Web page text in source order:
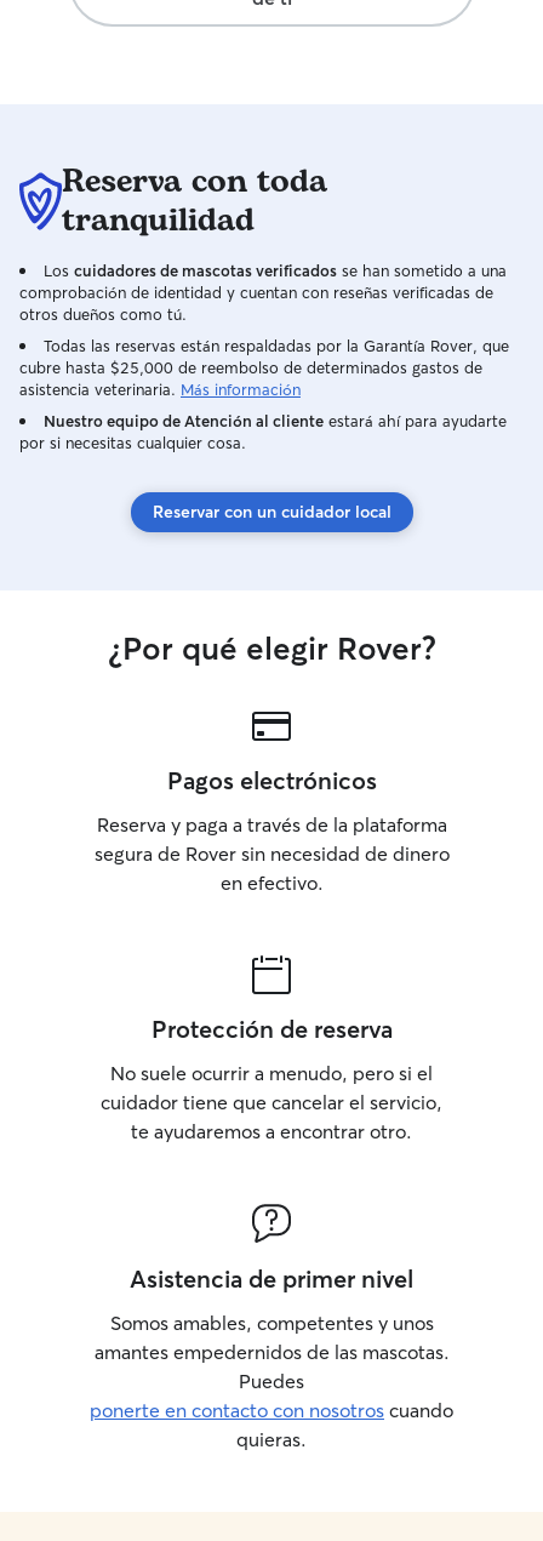
felices y verlo con mis propios ojos.
Reserva con toda
tranquilidad
Los cuidadores de mascotas verificados se han sometido a una
comprobación de identidad y cuentan con reseñas verificadas de
otros dueños como tú.
Todas las reservas están respaldadas por la Garantía Rover, que
cubre hasta $25,000 de reembolso de determinados gastos de
asistencia veterinaria. Más información
Nuestro equipo de Atención al cliente estará ahí para ayudarte
por si necesitas cualquier cosa.
Reservar con un cuidador local
¿Por qué elegir Rover?
Pagos electrónicos
Reserva y paga a través de la plataforma
segura de Rover sin necesidad de dinero
en efectivo.
Protección de reserva
No suele ocurrir a menudo, pero si el
cuidador tiene que cancelar el servicio,
te ayudaremos a encontrar otro.
Asistencia de primer nivel
Somos amables, competentes y unos
amantes empedernidos de las mascotas.
Puedes
ponerte en contacto con nosotros cuando
quieras.